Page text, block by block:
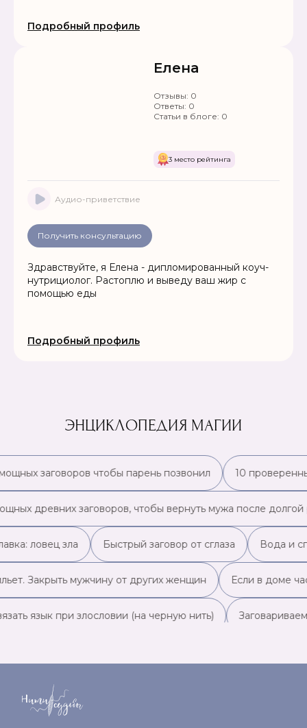
Подробный профиль
Елена
Отзывы: 0
Ответы: 0
Статьи в блоге: 0
3 место рейтинга
Аудио-приветствие
Получить консультацию
Здравствуйте, я Елена - дипломированный коуч-
нутрициолог. Растоплю и выведу ваш жир с
помощью еды
Подробный профиль
ЭНЦИКЛОПЕДИЯ МАГИИ
заговоров чтобы парень позвонил 10
древних заговоров, чтобы вернуть мужа после долгой
ловец зла Быстрый заговор от сглаза Вода и
Закрыть мужчину от других женщин Если в доме
язык при злословии (на черную нить)
на ключ, на удачу